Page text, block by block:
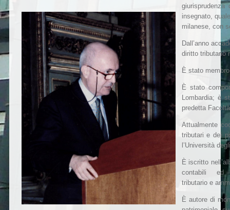
insegnato,
milanese, con
Dall’anno
diritto tributario
È stato
È stato
Lombardia; è
predetta
Attualmente
tributari e dei
l’Università
È iscritto
contabili
tributario e
È autore di